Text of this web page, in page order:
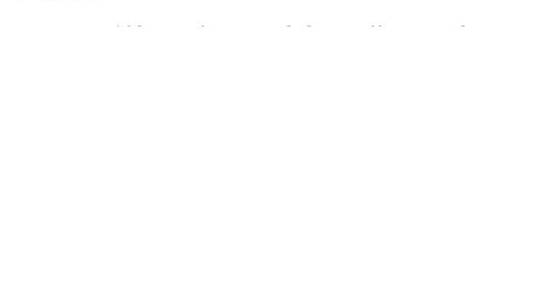
Stratejik Mineralde Küresel